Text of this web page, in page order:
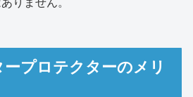
プロテクターのメリ